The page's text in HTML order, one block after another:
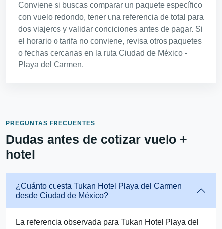
Conviene si buscas comparar un paquete específico
con vuelo redondo, tener una referencia de total para
dos viajeros y validar condiciones antes de pagar. Si
el horario o tarifa no conviene, revisa otros paquetes
o fechas cercanas en la ruta Ciudad de México -
Playa del Carmen.
PREGUNTAS FRECUENTES
Dudas antes de cotizar vuelo +
hotel
¿Cuánto cuesta Tukan Hotel Playa del Carmen
desde Ciudad de México?
La referencia observada para Tukan Hotel Playa del